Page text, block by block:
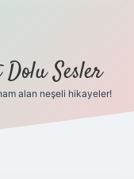
Sesler
alan neşeli hikayeler!